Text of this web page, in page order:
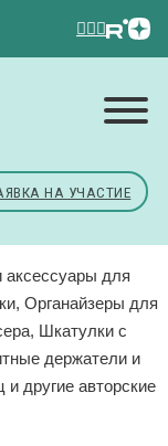
НА УЧАСТИЕ
для
Органайзеры для
Шкатулки с
держатели и
другие авторские